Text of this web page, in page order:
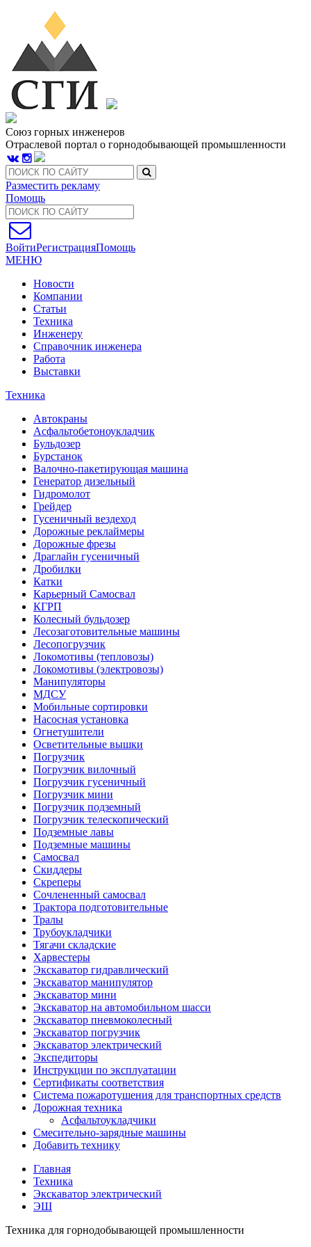
Союз горных инженеров
Отраслевой портал о горнодобывающей промышленности
Разместить рекламу
Помощь
ВойтиРегистрацияПомощь
МЕНЮ
Новости
Компании
Статьи
Техника
Инженеру
Справочник инженера
Работа
Выставки
Техника
Автокраны
Асфальтобетоноукладчик
Бульдозер
Бурстанок
Валочно-пакетирующая машина
Генератор дизельный
Гидромолот
Грейдер
Гусеничный вездеход
Дорожные реклаймеры
Дорожные фрезы
Драглайн гусеничный
Дробилки
Катки
Карьерный Самосвал
КГРП
Колесный бульдозер
Лесозаготовительные машины
Лесопогрузчик
Локомотивы (тепловозы)
Локомотивы (электровозы)
Манипуляторы
МДСУ
Мобильные сортировки
Насосная установка
Огнетушители
Осветительные вышки
Погрузчик
Погрузчик вилочный
Погрузчик гусеничный
Погрузчик мини
Погрузчик подземный
Погрузчик телескопический
Подземные лавы
Подземные машины
Самосвал
Скиддеры
Скреперы
Сочлененный самосвал
Трактора подготовительные
Тралы
Трубоукладчики
Тягачи складские
Харвестеры
Экскаватор гидравлический
Экскаватор манипулятор
Экскаватор мини
Экскаватор на автомобильном шасси
Экскаватор пневмоколесный
Экскаватор погрузчик
Экскаватор электрический
Экспедиторы
Инструкции по эксплуатации
Сертификаты соответствия
Система пожаротушения для транспортных средств
Дорожная техника
Асфальтоукладчики
Смесительно-зарядные машины
Добавить технику
Главная
Техника
Экскаватор электрический
ЭШ
Техника для горнодобывающей промышленности